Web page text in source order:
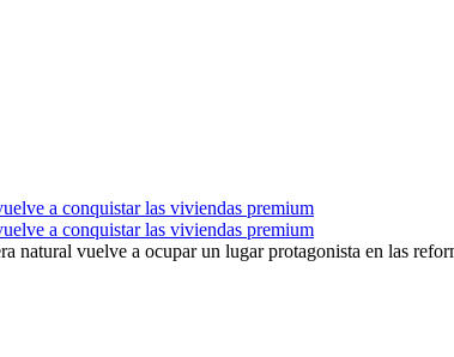
a conquistar las viviendas premium
a conquistar las viviendas premium
natural vuelve a ocupar un lugar protagonista en las